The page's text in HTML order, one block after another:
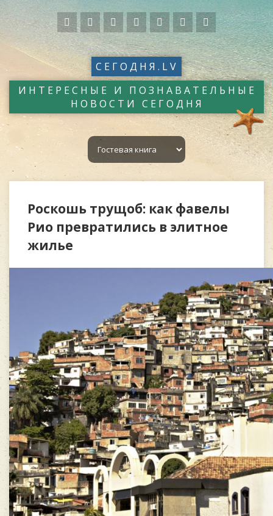
СЕГОДНЯ.LV
ИНТЕРЕСНЫЕ И ПОЗНАВАТЕЛЬНЫЕ
НОВОСТИ СЕГОДНЯ
Роскошь трущоб: как фавелы
Рио превратились в элитное
жилье